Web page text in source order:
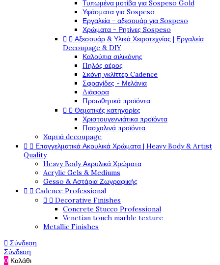
Τυπωμένα μοτίβα για Sospeso Gold
Υφάσματα για Sospeso
Εργαλεία - αξεσουάρ για Sospeso
Χρώματα - Ρητίνες Sospeso
  Αξεσουάρ & Υλικά Χειροτεχνίας | Εργαλεία
Decoupage & DIY
Καλούπια σιλικόνης
Πηλός αέρος
Σκόνη γκλίττερ Cadence
Σφραγίδες - Μελάνια
Διάφορα
Προωθητικά προϊόντα
  Θεματικές κατηγορίες
Χριστουγεννιάτικα προϊόντα
Πασχαλινά προϊόντα
Χαρτιά decoupage
  Επαγγελματικά Ακρυλικά Χρώματα | Heavy Body & Artist
Quality
Heavy Body Ακρυλικά Χρώματα
Acrylic Gels & Mediums
Gesso & Αστάρια Ζωγραφικής
  Cadence Professional
  Decorative Finishes
Concrete Stucco Professional
Venetian touch marble texture
Metallic Finishes
 Σύνδεση
Σύνδεση
0 Καλάθι